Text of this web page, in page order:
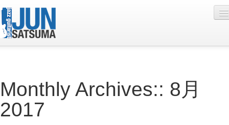
Live Schedule
Discography
Monthly Archives:: 8月
2017